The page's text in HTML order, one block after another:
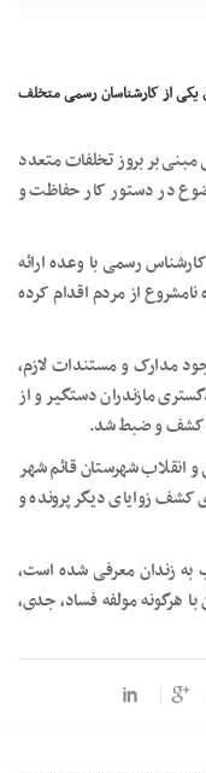
از کارشناسان رسمی متخلف
بر بروز تخلفات متعدد
در دستور کار حفاظت و
رسمی با وعده ارائه
از مردم اقدام کرده
مدارک و مستندات لازم،
مازندران دستگیر و از
کشف و ضبط شد.
انقلاب شهرستان قائم شهر
کشف زوایای دیگر پرونده و
به زندان معرفی شده است،
هرگونه مولفه فساد، جدی،